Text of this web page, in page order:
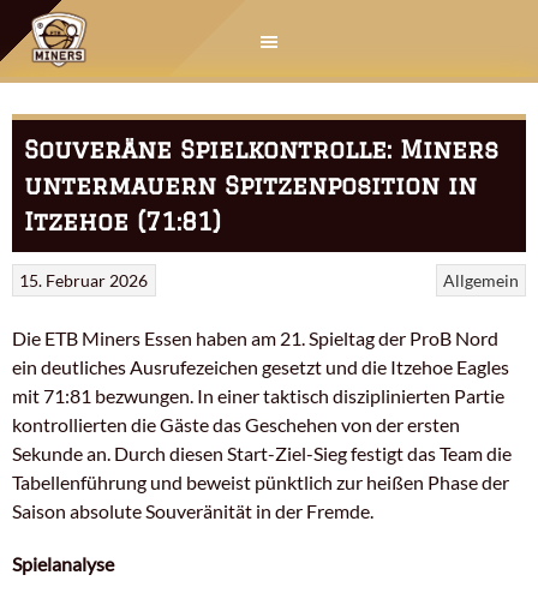
Springe
zum
Inhalt
Souveräne Spielkontrolle: Miners
untermauern Spitzenposition in
Itzehoe (71:81)
Allgemein
15. Februar 2026
Die ETB Miners Essen haben am 21. Spieltag der ProB Nord
ein deutliches Ausrufezeichen gesetzt und die Itzehoe Eagles
mit 71:81 bezwungen. In einer taktisch disziplinierten Partie
kontrollierten die Gäste das Geschehen von der ersten
Sekunde an. Durch diesen Start-Ziel-Sieg festigt das Team die
Tabellenführung und beweist pünktlich zur heißen Phase der
Saison absolute Souveränität in der Fremde.
Spielanalyse